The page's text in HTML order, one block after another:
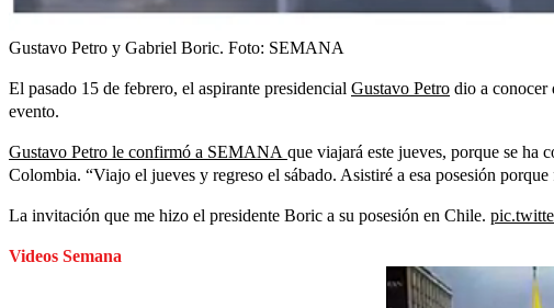
Gustavo Petro y Gabriel Boric. Foto: SEMANA
El pasado 15 de febrero, el aspirante presidencial Gustavo Petro dio a conocer
evento.
Gustavo Petro le confirmó a SEMANA que viajará este jueves, porque se ha
Colombia. “Viajo el jueves y regreso el sábado. Asistiré a esa posesión
La invitación que me hizo el presidente Boric a su posesión en Chile.
Videos Semana